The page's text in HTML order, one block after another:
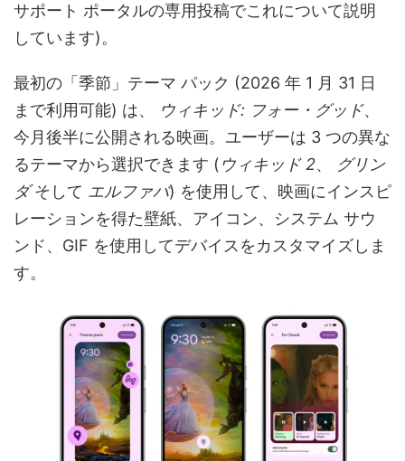
サポート ポータルの専用投稿でこれについて説明
しています)。
最初の「季節」テーマ パック (2026 年 1 月 31 日
まで利用可能) は、
ウィキッド: フォー・グッド、
今月後半に公開される映画。ユーザーは 3 つの異な
るテーマから選択できます (ウィキッド 2、
グリン
ダそして エルファバ) を使用して、映画にインスピ
レーションを得た壁紙、アイコン、システム サウ
ンド、GIF を使用してデバイスをカスタマイズしま
す。